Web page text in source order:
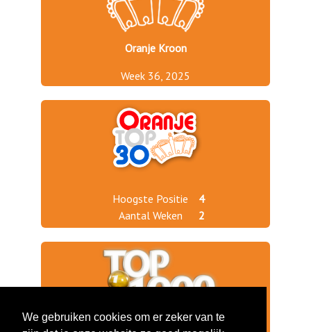
Oranje Kroon
Week 36, 2025
Hoogste Positie
4
Aantal Weken
2
We gebruiken cookies om er zeker van te